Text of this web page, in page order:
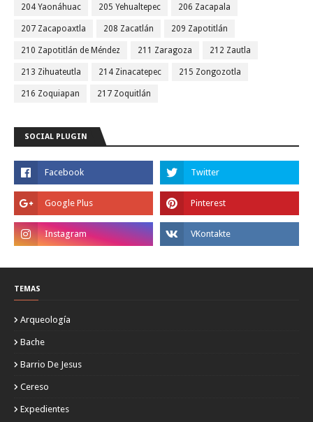
204 Yaonáhuac 205 Yehualtepec 206 Zacapala
207 Zacapoaxtla 208 Zacatlán 209 Zapotitlán
210 Zapotitlán de Méndez 211 Zaragoza 212 Zautla
213 Zihuateutla 214 Zinacatepec 215 Zongozotla
216 Zoquiapan 217 Zoquitlán
SOCIAL PLUGIN
TEMAS
Arqueología
Bache
Barrio De Jesus
Cereso
Expedientes